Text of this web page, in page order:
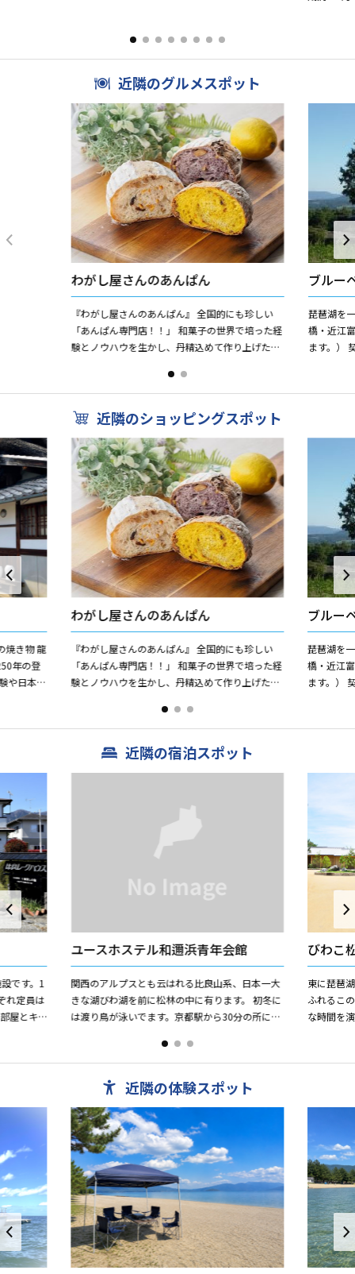
近隣のグルメスポット
わがし屋さんのあんぱん
『わがし屋さんのあんぱん』 全国的にも珍しい
「あんぱん専門店！！」 和菓子の世界で培った経
験とノウハウを生かし、丹精込めて作り上げたあ
ブルー
琵琶湖を
橋・近江
ます。）
近隣のショッピングスポット
焼き物 龍
年の登
や日本茶
わがし屋さんのあんぱん
『わがし屋さんのあんぱん』 全国的にも珍しい
「あんぱん専門店！！」 和菓子の世界で培った経
験とノウハウを生かし、丹精込めて作り上げたあ
日保ちはしません。...
ブルー
琵琶湖を
橋・近江
ます。）
近隣の宿泊スポット
です。1
れ定員は
屋とキ
ユースホステル和邇浜青年会館
関西のアルプスとも云はれる比良山系、日本一大
きな湖びわ湖を前に松林の中に有ります。 初冬に
は渡り鳥が泳いでます。京都駅から30分の所に有
に適しています。 ビ...
びわこ
東に琵琶
ふれるこ
な時間を
近隣の体験スポット